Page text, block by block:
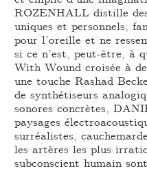
ROZENHALL distille
uniques et personnels,
pour l’oreille et ne
si ce n’est, peut-être, à
With Wound croisée à
une touche Rashad
de synthétiseurs
sonores concrètes,
paysages
surréalistes,
les artères les plus
subconscient humain